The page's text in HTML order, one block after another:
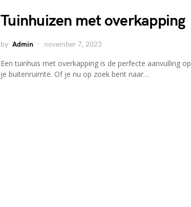
Tuinhuizen met overkapping
by Admin november 7, 2023
Een tuinhuis met overkapping is de perfecte aanvulling op
je buitenruimte. Of je nu op zoek bent naar…